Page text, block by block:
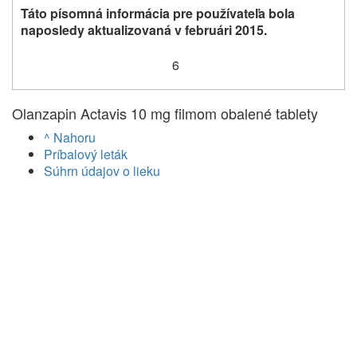
Táto písomná informácia pre používateľa bola
naposledy aktualizovaná v februári 2015.
6
Olanzapin Actavis 10 mg filmom obalené tablety
^ Nahoru
Príbalový leták
Súhrn údajov o lieku